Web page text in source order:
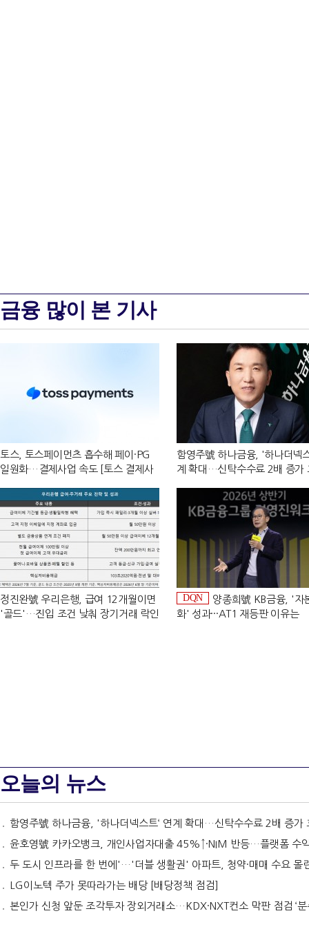
금융 많이 본 기사
토스, 토스페이먼츠 흡수해 페이·PG
일원화…결제사업 속도 [토스 결제사
함영주號 하나금융, '하나더넥
계 확대…신탁수수료 2배 증가
정진완號 우리은행, 급여 12개월이면
'골드'…진입 조건 낮춰 장기거래 락인
DQN
양종희號 KB금융, '자
화' 성과···AT1 재등판 이유는
오늘의 뉴스
함영주號 하나금융, '하나더넥스트‘ 연계 확대…신탁수수료 2배 증가 효과 [금융 시니어 비즈니스
윤호영號 카카오뱅크, 개인사업자대출 45%↑·NIM 반등…플랫폼 수익화 '과제' [2026 금융사 상반
두 도시 인프라를 한 번에'…'더블 생활권' 아파트, 청약·매매 수요 몰
LG이노텍 주가 못따라가는 배당 [배당정책 점검]
본인가 신청 앞둔 조각투자 장외거래소…KDX·NXT컨소 막판 점검 ‘분